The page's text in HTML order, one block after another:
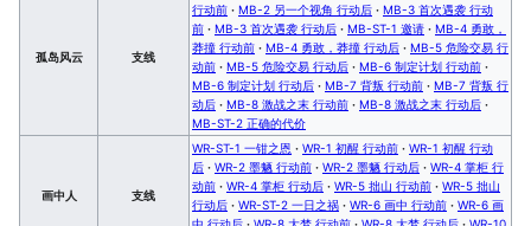
孤岛风云 支线
行动前 · MB-2 另一个视角 行动后 · MB-3 首次遇袭 行动
前 · MB-3 首次遇袭 行动后 · MB-ST-1 邀请 · MB-4 勇敢，
莽撞 行动前 · MB-4 勇敢，莽撞 行动后 · MB-5 危险交易 行
动前 · MB-5 危险交易 行动后 · MB-6 制定计划 行动前 ·
MB-6 制定计划 行动后 · MB-7 背叛 行动前 · MB-7 背叛 行
动后 · MB-8 激战之末 行动前 · MB-8 激战之末 行动后 ·
MB-ST-2 正确的代价
画中人 支线
WR-ST-1 一钳之恩 · WR-1 初醒 行动前 · WR-1 初醒 行动
后 · WR-2 墨魉 行动前 · WR-2 墨魉 行动后 · WR-4 掌柜 行
动前 · WR-4 掌柜 行动后 · WR-5 拙山 行动前 · WR-5 拙山
行动后 · WR-ST-2 一日之祸 · WR-6 画中 行动前 · WR-6 画